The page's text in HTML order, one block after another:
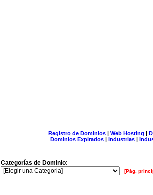
Registro de Dominios| Web Hosting |
Dominios Expirados | Industrias |
Categorías de Dominio:
[Pág.